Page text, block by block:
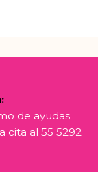
de ayudas
cita al 55 5292